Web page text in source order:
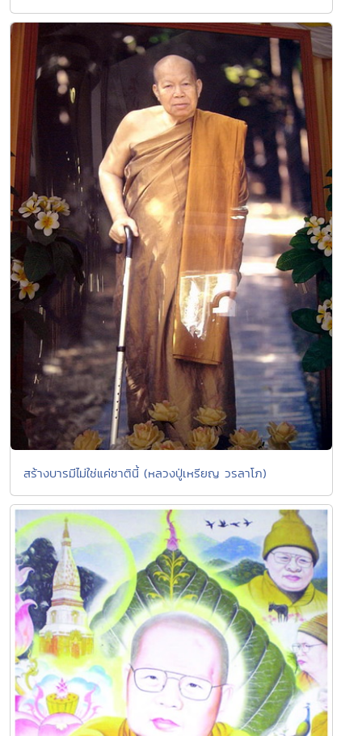
สร้างบารมีไม่ใช่แค่ชาตินี้ (หลวงปู่เหรียญ วรลาโภ)